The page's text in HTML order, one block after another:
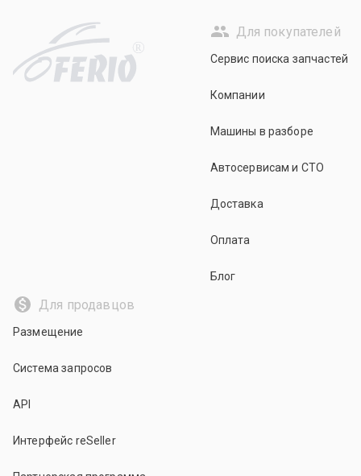
R
Для покупателей
Сервис поиска запчастей
Компании
Машины в разборе
Автосервисам и СТО
Доставка
Оплата
Блог
Для продавцов
Размещение
Система запросов
API
Интерфейс reSeller